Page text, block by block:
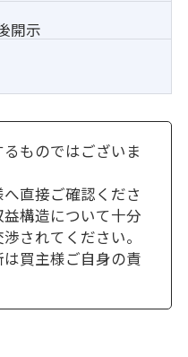
開示
ものではございま
直接ご確認くださ
構造について十分
されてください。
買主様ご自身の責